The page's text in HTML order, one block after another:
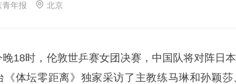
年报 北京
18时，伦敦世乒赛女团决赛，中国队将对阵日
《体坛零距离》独家采访了主教练马琳和孙颖莎